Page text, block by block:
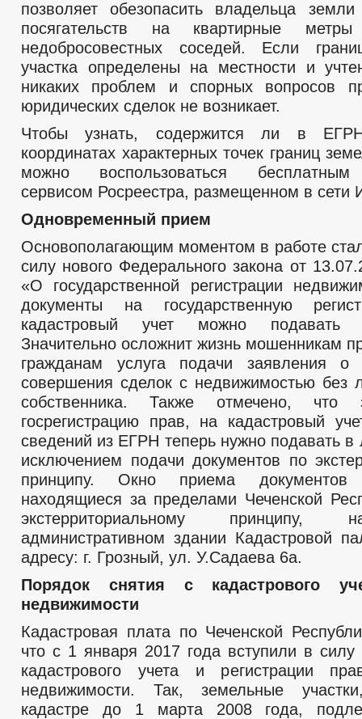
позволяет обезопасить владельца
посягательств на квартирные
недобросовестных соседей. Если
участка определены на местности и
никаких проблем и спорных вопросов
юридических сделок не возникает.
Чтобы узнать, содержится ли в
координатах характерных точек границ
можно воспользоваться бесплатным
сервисом Росреестра, размещенном в сети
Одновременный прием
Основополагающим моментом в работе
силу нового Федерального закона от
«О государственной регистрации
документы на государственную
кадастровый учет можно подавать
Значительно осложнит жизнь мошенникам
гражданам услуга подачи заявления о
совершения сделок с недвижимостью без
собственника. Также отмечено, что
госрегистрацию прав, на кадастровый
сведений из ЕГРН теперь нужно подавать
исключением подачи документов по
принципу. Окно приема
находящиеся за пределами Чеченской
экстерриториальному принципу,
административном здании Кадастровой
адресу: г. Грозный, ул. У.Садаева 6а.
Порядок снятия с кадастрового
недвижимости
Кадастровая плата по Чеченской
что с 1 января 2017 года вступили в
кадастрового учета и регистрации
недвижимости. Так, земельные
кадастре до 1 марта 2008 года,